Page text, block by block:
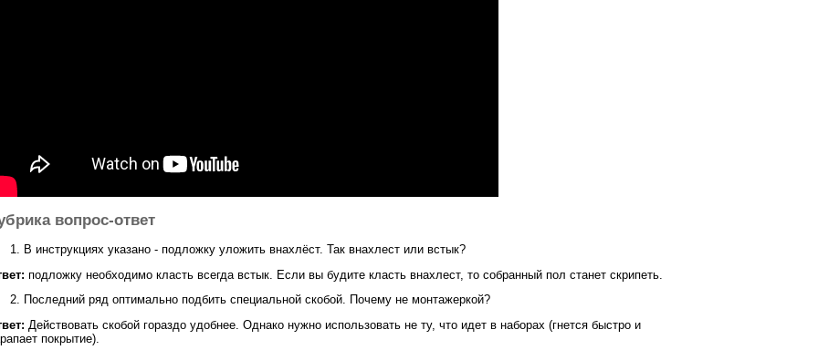
вопрос-ответ
В инструкциях указано - подложку уложить внахлёст. Так внахлест или встык?
подложку необходимо класть всегда встык. Если вы будите класть внахлест, то собранный пол станет скрипеть.
Последний ряд оптимально подбить специальной скобой. Почему не монтажеркой?
Действовать скобой гораздо удобнее. Однако нужно использовать не ту, что идет в наборах (гнется быстро и
покрытие).